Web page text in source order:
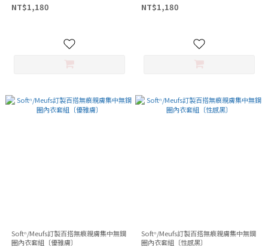
NT$1,180 NT$1,180
Softⁿ/Meufs訂製百搭無痕親膚集中無鋼
圈內衣套組〔優雅膚〕
Softⁿ/Meufs訂製百搭無痕親膚集中無鋼
圈內衣套組〔性感黑〕